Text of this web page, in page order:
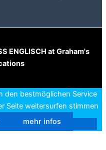
ENGLISCH at Graham's
den bestmöglichen Service
Seite weitersurfen stimmen
mehr infos